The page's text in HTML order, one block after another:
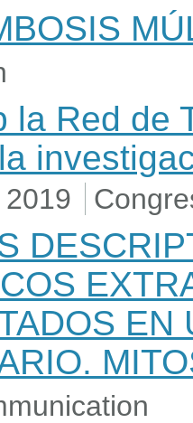
la Red de
2019
EN